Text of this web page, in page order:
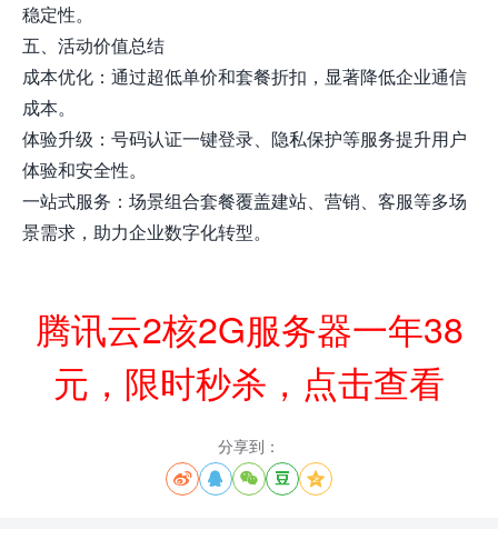
稳定性。
五、活动价值总结
成本优化：通过超低单价和套餐折扣，显著降低企业通信
成本。
体验升级：号码认证一键登录、隐私保护等服务提升用户
体验和安全性。
一站式服务：场景组合套餐覆盖建站、营销、客服等多场
景需求，助力企业数字化转型。
腾讯云2核2G服务器一年38
元，限时秒杀，点击查看
分享到：
    